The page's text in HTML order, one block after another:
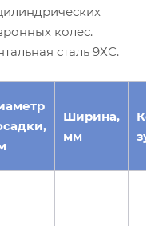
колес.
сталь 9ХС.
Ширина,
мм